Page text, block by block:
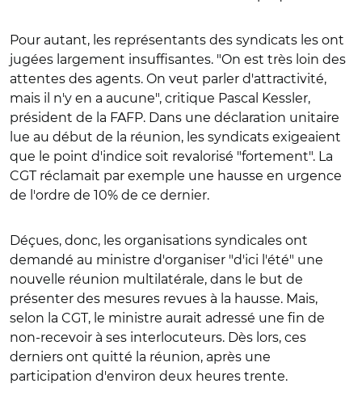
Pour autant, les représentants des syndicats les ont
jugées largement insuffisantes. "On est très loin des
attentes des agents. On veut parler d'attractivité,
mais il n'y en a aucune", critique Pascal Kessler,
président de la FAFP. Dans une déclaration unitaire
lue au début de la réunion, les syndicats exigeaient
que le point d'indice soit revalorisé "fortement". La
CGT réclamait par exemple une hausse en urgence
de l'ordre de 10% de ce dernier.
Déçues, donc, les organisations syndicales ont
demandé au ministre d'organiser "d'ici l'été" une
nouvelle réunion multilatérale, dans le but de
présenter des mesures revues à la hausse. Mais,
selon la CGT, le ministre aurait adressé une fin de
non-recevoir à ses interlocuteurs. Dès lors, ces
derniers ont quitté la réunion, après une
participation d'environ deux heures trente.